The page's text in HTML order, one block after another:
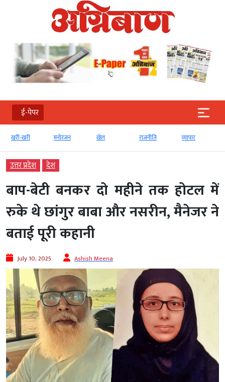
ई-पेपर
खरी-खरी मनोरंजन खेल राजनीति व्‍यापार
उत्तर प्रदेश देश
बाप-बेटी बनकर दो महीने तक होटल में
रुके थे छांगुर बाबा और नसरीन, मैनेजर ने
बताई पूरी कहानी
July 10, 2025 Ashish Meena